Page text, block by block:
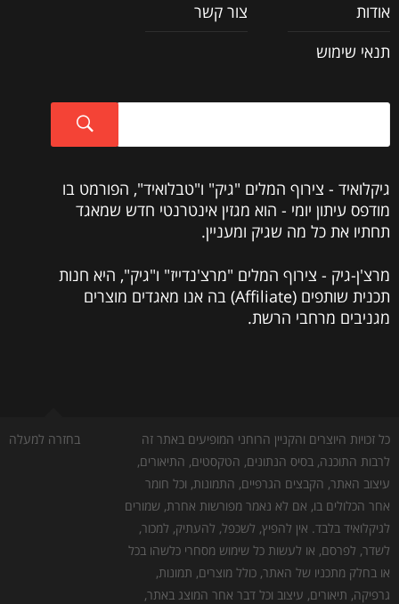
אודות
צור קשר
תנאי שימוש
גיקלואיד - צירוף המלים "גיק" ו"טבלואיד", הפורמט בו
מודפס עיתון יומי - הוא מגזין אינטרנטי חדש שמאגד
תחתיו את כל מה שגיק ומעניין.
מרצ'ן-גיק - צירוף המלים "מרצ'נדייז" ו"גיק", היא חנות
תכנית שותפים (Affiliate) בה אנו מאגדים מוצרים
מגניבים מרחבי הרשת.
בחזרה למעלה
כל זכויות היוצרים והקניין הרוחני המופיעים באתר זה
לרבות התוכנה, בסיס הנתונים, הטקסטים, התיאורים,
עיצוב האתר, הקבצים הגרפיים, התמונות, וכל חומר
אחר הכלולים בו, אם לא נאמר מפורשות אחרת, שמורים
לגיקלואיד בלבד. אין להפיץ, לשכפל, להעתיק, למכור,
לשדר, לפרסם, או לעשות כל שימוש מסחרי כלשהו בכל
או בחלק מתכניו של האתר, כולל מוצרים, תמונות,
גרפיקה, תיאורים, עיצוב וכל דבר אחר המוצג באתר,